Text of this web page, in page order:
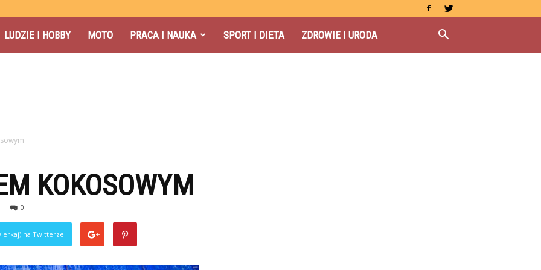
LUDZIE I HOBBY MOTO PRACA I NAUKA SPORT I DIETA ZDROWIE I URODA
KOKOSOWYM
0
na Twitterze